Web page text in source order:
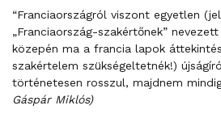
“Franciaországról viszont egyetlen
„Franciaország-szakértőnek”
közepén ma a francia lapok
szakértelem szükségeltetnék!)
történetesen rosszul, majdnem
Gáspár Miklós)